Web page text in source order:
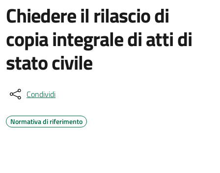
Chiedere il rilascio di
copia integrale di atti di
stato civile
Condividi
Normativa di riferimento